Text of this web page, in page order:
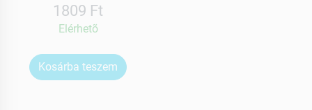
1809 Ft
Elérhetõ
Kosárba teszem